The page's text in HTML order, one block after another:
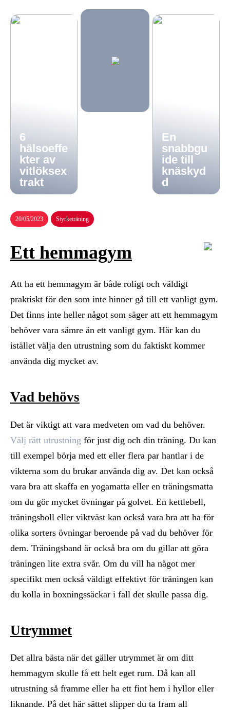
6
hälsoeffe
kter av
vitlöksex
trakt
En
snabbgu
ide till
knäskyd
d
20/05/2023 Styrketräning
Ett hemmagym
Att ha ett hemmagym är både roligt och väldigt
praktiskt för den som inte hinner gå till ett vanligt gym.
Det finns inte heller något som säger att ett hemmagym
behöver vara sämre än ett vanligt gym. Här kan du
istället välja den utrustning som du faktiskt kommer
använda dig mycket av.
Vad behövs
Det är viktigt att vara medveten om vad du behöver.
Välj rätt utrustning för just dig och din träning. Du kan
till exempel börja med ett eller flera par hantlar i de
vikterna som du brukar använda dig av. Det kan också
vara bra att skaffa en yogamatta eller en träningsmatta
om du gör mycket övningar på golvet. En kettlebell,
träningsboll eller viktväst kan också vara bra att ha för
olika sorters övningar beroende på vad du behöver för
dem. Träningsband är också bra om du gillar att göra
träningen lite extra svår. Om du vill ha något mer
specifikt men också väldigt effektivt för träningen kan
du kolla in boxningssäckar i fall det skulle passa dig.
Utrymmet
Det allra bästa när det gäller utrymmet är om ditt
hemmagym skulle få ett helt eget rum. Då kan all
utrustning så framme eller ha ett fint hem i hyllor eller
liknande. På det här sättet slipper du ta fram all